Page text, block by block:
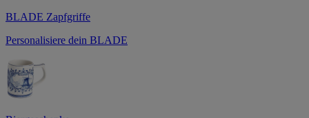
BLADE Zapfgriffe
Personalisiere dein BLADE